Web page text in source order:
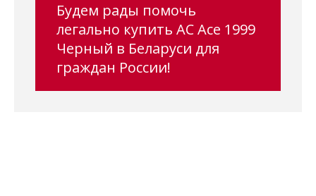
Будем рады помочь
легально купить AC Ace 1999
Черный в Беларуси для
граждан России!